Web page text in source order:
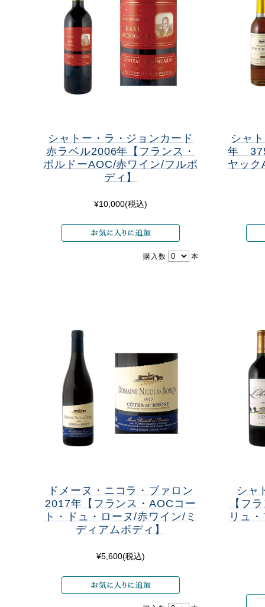
シャトー・ラ・ジョンカード
赤ラベル2006年【フランス・
ボルドーAOC/赤ワイン/フルボ
ディ】
¥10,000(税込)
購入数 本
シャ
年
ヤック
ドメーヌ・ニコラ・ブァロン
2017年【フランス・AOCコー
ト・ドュ・ローヌ/赤ワイン/ミ
ディアムボディ】
¥5,600(税込)
シャ
【フ
リュ